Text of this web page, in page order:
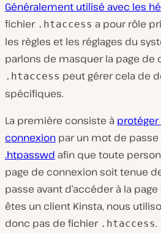
Généralement utilisé avec les
fichier .htaccess a pour rôle
les règles et les réglages du
parlons de masquer la page de
.htaccess peut gérer cela de
spécifiques.
La première consiste à protéger
connexion par un mot de passe
.htpasswd afin que toute
page de connexion soit tenue
passe avant d’accéder à la
êtes un client Kinsta, nous
donc pas de fichier .htaccess.